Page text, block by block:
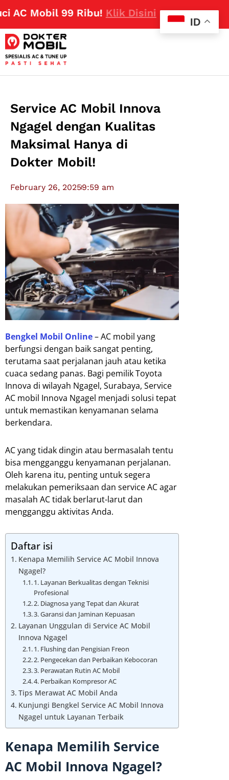
Mobil 99 Ribu!Klik Disini
Service AC Mobil Innova
Ngagel dengan Kualitas
Maksimal Hanya di
Dokter Mobil!
February 26, 20259:59 am
Bengkel Mobil Online– AC mobil yang
berfungsi dengan baik sangat penting,
terutama saat perjalanan jauh atau ketika
cuaca sedang panas. Bagi pemilik Toyota
Innova di wilayah Ngagel, Surabaya, Service
AC mobil Innova Ngagel menjadi solusi tepat
untuk memastikan kenyamanan selama
berkendara.
AC yang tidak dingin atau bermasalah tentu
bisa mengganggu kenyamanan perjalanan.
Oleh karena itu, penting untuk segera
melakukan pemeriksaan dan service AC agar
masalah AC tidak berlarut-larut dan
mengganggu aktivitas Anda.
Daftar isi
Kenapa Memilih Service AC Mobil Innova
Ngagel?
1. Layanan Berkualitas dengan Teknisi
Profesional
2. Diagnosa yang Tepat dan Akurat
3. Garansi dan Jaminan Kepuasan
Layanan Unggulan di Service AC Mobil
Innova Ngagel
1. Flushing dan Pengisian Freon
2. Pengecekan dan Perbaikan Kebocoran
3. Perawatan Rutin AC Mobil
4. Perbaikan Kompresor AC
Tips Merawat AC Mobil Anda
Kunjungi Bengkel Service AC Mobil Innova
Ngagel untuk Layanan Terbaik
Kenapa Memilih Service
AC Mobil Innova Ngagel?
ID